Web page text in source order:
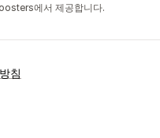
에서 제공합니다.
침